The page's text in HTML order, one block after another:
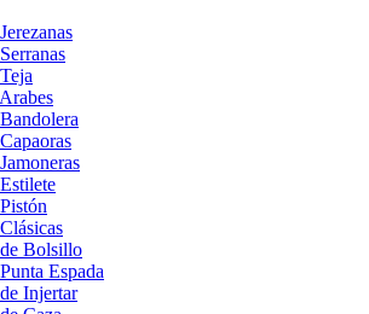
Bolsillo
Espada
Injertar